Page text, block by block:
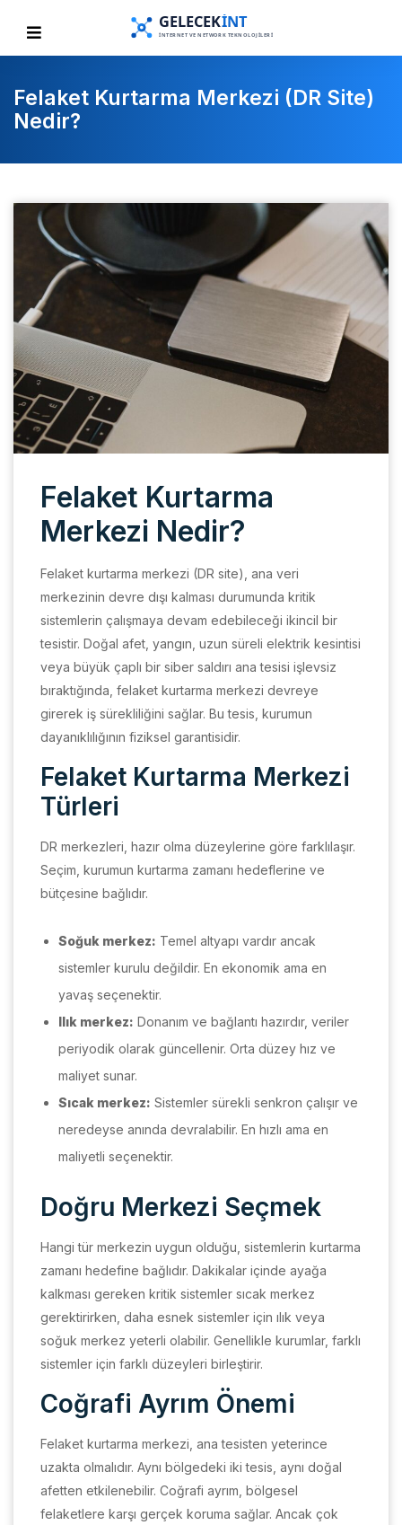
Felaket Kurtarma Merkezi (DR Site)
Nedir?
Felaket Kurtarma
Merkezi Nedir?
Felaket kurtarma merkezi (DR site), ana veri
merkezinin devre dışı kalması durumunda kritik
sistemlerin çalışmaya devam edebileceği ikincil bir
tesistir. Doğal afet, yangın, uzun süreli elektrik kesintisi
veya büyük çaplı bir siber saldırı ana tesisi işlevsiz
bıraktığında, felaket kurtarma merkezi devreye
girerek iş sürekliliğini sağlar. Bu tesis, kurumun
dayanıklılığının fiziksel garantisidir.
Felaket Kurtarma Merkezi
Türleri
DR merkezleri, hazır olma düzeylerine göre farklılaşır.
Seçim, kurumun kurtarma zamanı hedeflerine ve
bütçesine bağlıdır.
Soğuk merkez: Temel altyapı vardır ancak
sistemler kurulu değildir. En ekonomik ama en
yavaş seçenektir.
Ilık merkez: Donanım ve bağlantı hazırdır, veriler
periyodik olarak güncellenir. Orta düzey hız ve
maliyet sunar.
Sıcak merkez: Sistemler sürekli senkron çalışır ve
neredeyse anında devralabilir. En hızlı ama en
maliyetli seçenektir.
Doğru Merkezi Seçmek
Hangi tür merkezin uygun olduğu, sistemlerin kurtarma
zamanı hedefine bağlıdır. Dakikalar içinde ayağa
kalkması gereken kritik sistemler sıcak merkez
gerektirirken, daha esnek sistemler için ılık veya
soğuk merkez yeterli olabilir. Genellikle kurumlar, farklı
sistemler için farklı düzeyleri birleştirir.
Coğrafi Ayrım Önemi
Felaket kurtarma merkezi, ana tesisten yeterince
uzakta olmalıdır. Aynı bölgedeki iki tesis, aynı doğal
afetten etkilenebilir. Coğrafi ayrım, bölgesel
felaketlere karşı gerçek koruma sağlar. Ancak çok